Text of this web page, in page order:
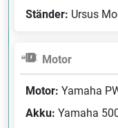
Ständer: Ursus
Motor
Motor: Yamaha
Akku: Yamaha